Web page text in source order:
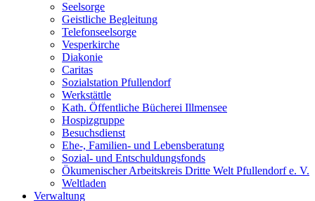
Seelsorge
Geistliche Begleitung
Telefonseelsorge
Vesperkirche
Diakonie
Caritas
Sozialstation Pfullendorf
Werkstättle
Kath. Öffentliche Bücherei Illmensee
Hospizgruppe
Besuchsdienst
Ehe-, Familien- und Lebensberatung
Sozial- und Entschuldungsfonds
Ökumenischer Arbeitskreis Dritte Welt Pfullendorf e. V.
Weltladen
Verwaltung